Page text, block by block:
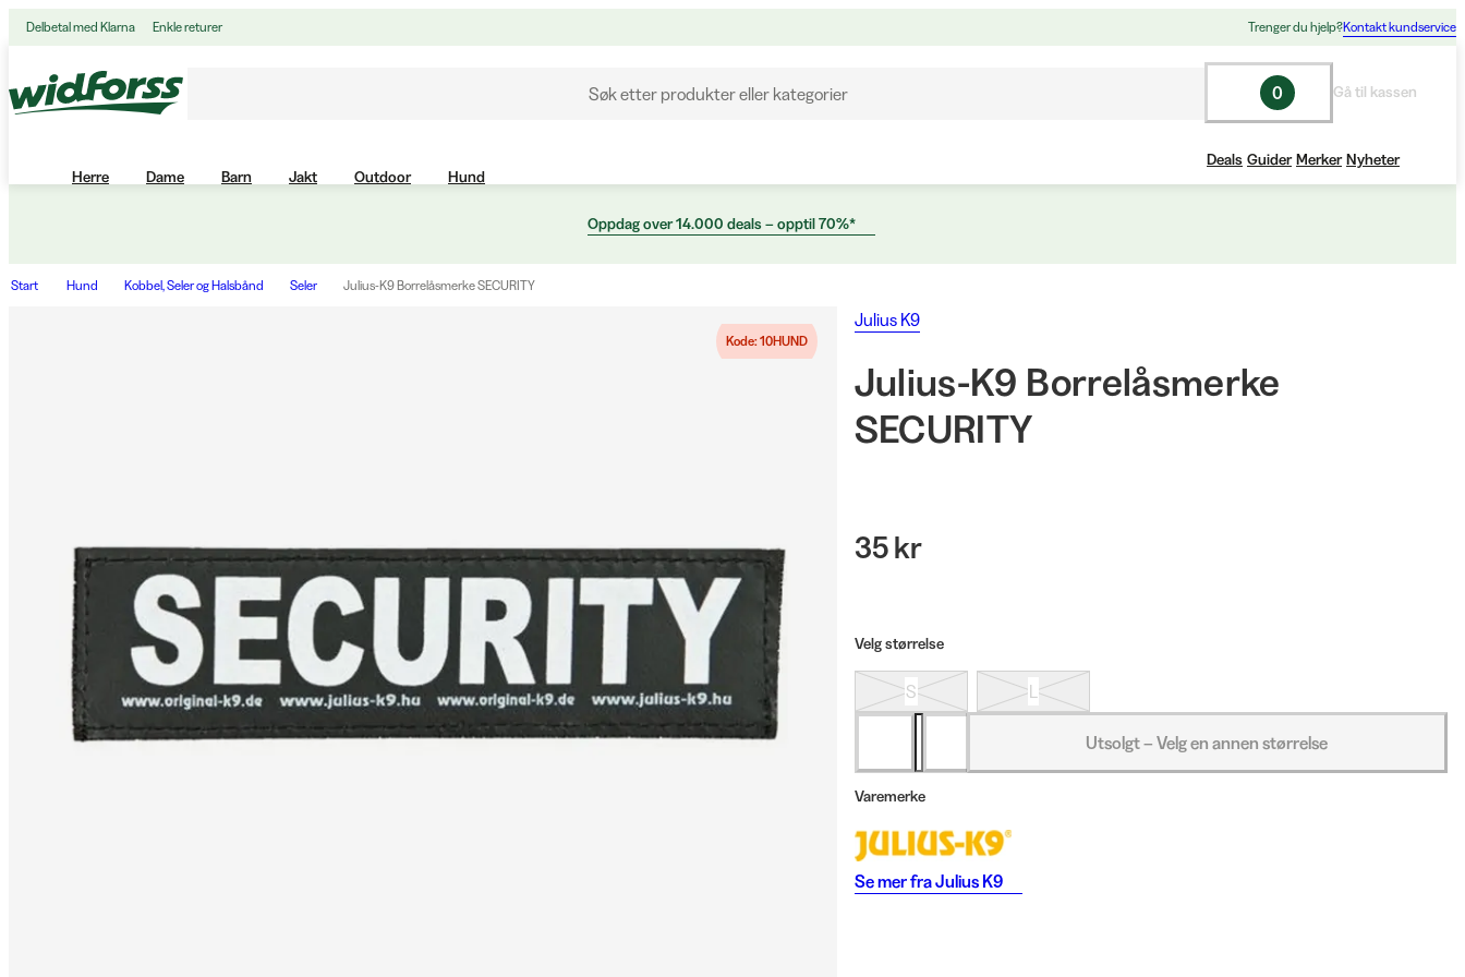
Delbetal med Klarna Enkle returer Trenger du hjelp?Kontakt kundservice
Søk etter produkter eller kategorier 0 Gå til kassen
Herre Dame Barn Jakt Outdoor Hund
Deals Guider Merker Nyheter
Oppdag over 14.000 deals – opptil 70%*
Start Hund Kobbel, Seler og Halsbånd Seler Julius-K9 Borrelåsmerke SECURITY
Kode: 10HUND
Julius K9
Julius-K9 Borrelåsmerke
SECURITY
35 kr
Velg størrelse
S L
Utsolgt – Velg en annen størrelse
Varemerke
Se mer fraJulius K9